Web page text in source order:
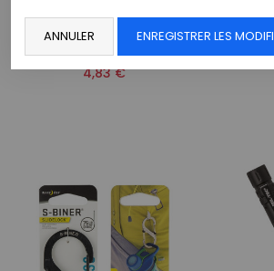
ANNULER ENREGISTRER LES
Mousqueton Attaches
MOLLE® 4 Cm
4,83 €
Nite-